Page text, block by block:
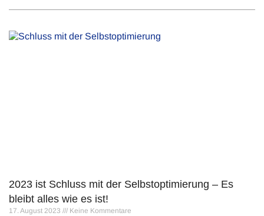
2023 ist Schluss mit der Selbstoptimierung – Es
bleibt alles wie es ist!
17. August 2023 Keine Kommentare